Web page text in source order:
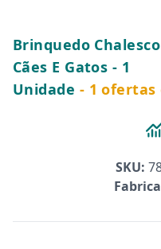
Brinquedo
Cães E Gatos - 1
Unidade - 1
SKU: